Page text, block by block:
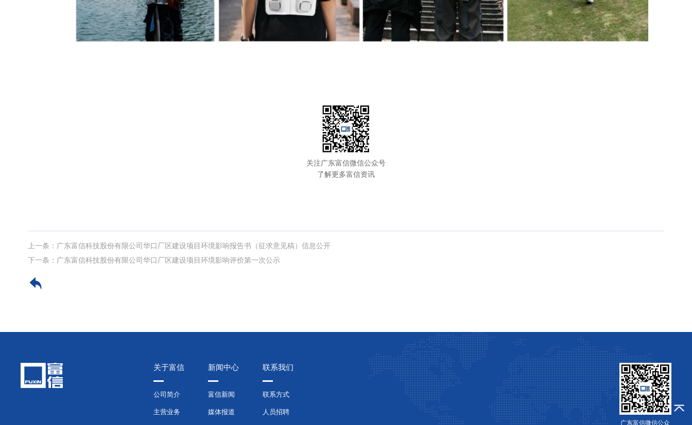
关注广东富信微信公众号
了解更多富信资讯
上一条： 广东富信科技股份有限公司华口厂区建设项目环境影响报告书（征求意见稿）信息公开
下一条： 广东富信科技股份有限公司华口厂区建设项目环境影响评价第一次公示
关于富信
公司简介
主营业务
新闻中心
富信新闻
媒体报道
联系我们
联系方式
人员招聘
广东富信微信公众